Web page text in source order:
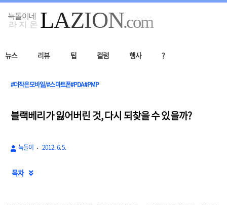
뉴스 리뷰 팁 컬럼 행사 ?
#더작은모바일/#스마트폰#PDA#PMP
블랙베리가 잃어버린 것, 다시 되찾을 수 있을까?
늑돌이 2012. 6. 5.
목차 